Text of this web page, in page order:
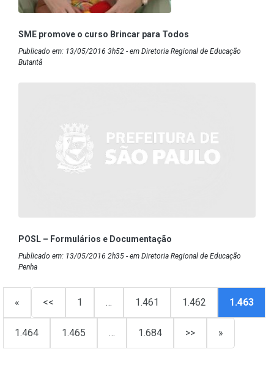
SME promove o curso Brincar para Todos
Publicado em: 13/05/2016 3h52 - em Diretoria Regional de Educação
Butantã
POSL – Formulários e Documentação
Publicado em: 13/05/2016 2h35 - em Diretoria Regional de Educação
Penha
« << 1 … 1.461 1.462 1.463
1.464 1.465 … 1.684 >> »